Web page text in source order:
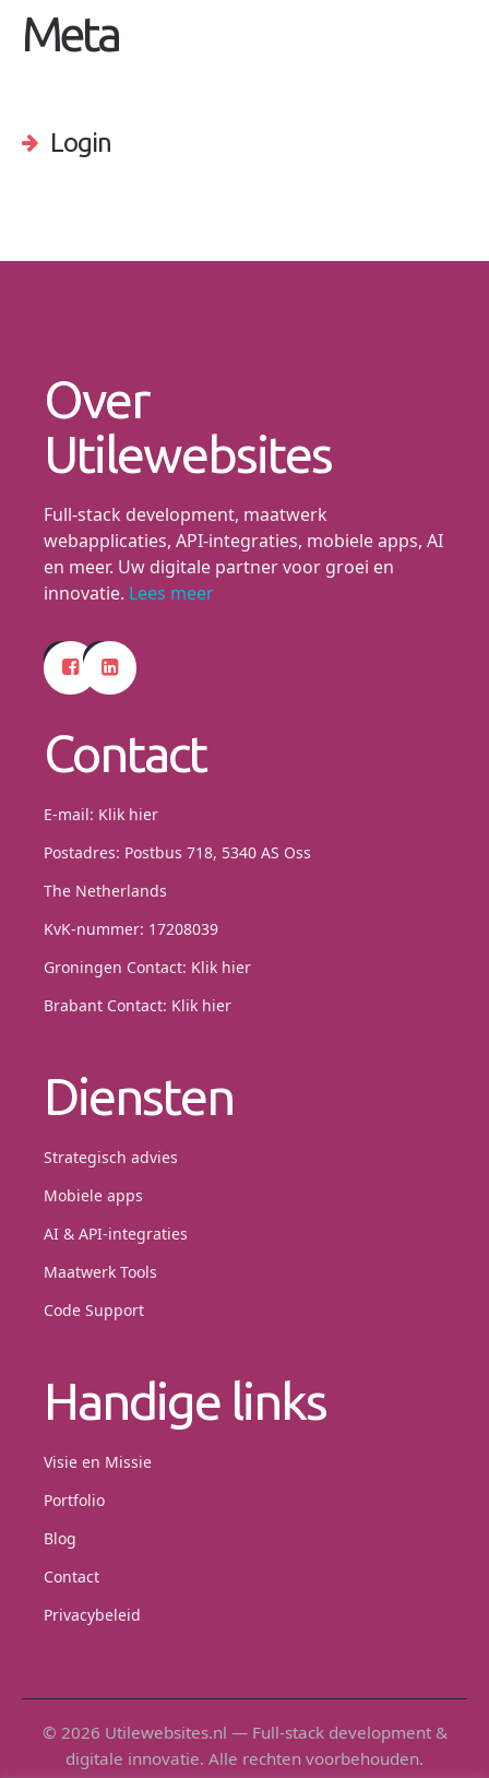
Meta
Login
Over
Utilewebsites
Full-stack development, maatwerk
webapplicaties, API-integraties, mobiele apps, AI
en meer. Uw digitale partner voor groei en
innovatie. Lees meer
Contact
E-mail: Klik hier
Postadres: Postbus 718, 5340 AS Oss
The Netherlands
KvK-nummer: 17208039
Groningen Contact: Klik hier
Brabant Contact: Klik hier
Diensten
Strategisch advies
Mobiele apps
AI & API-integraties
Maatwerk Tools
Code Support
Handige links
Visie en Missie
Portfolio
Blog
Contact
Privacybeleid
© 2026 Utilewebsites.nl — Full-stack development &
digitale innovatie. Alle rechten voorbehouden.